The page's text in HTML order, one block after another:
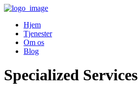
Hjem
Tjenester
Om os
Blog
Specialized Services